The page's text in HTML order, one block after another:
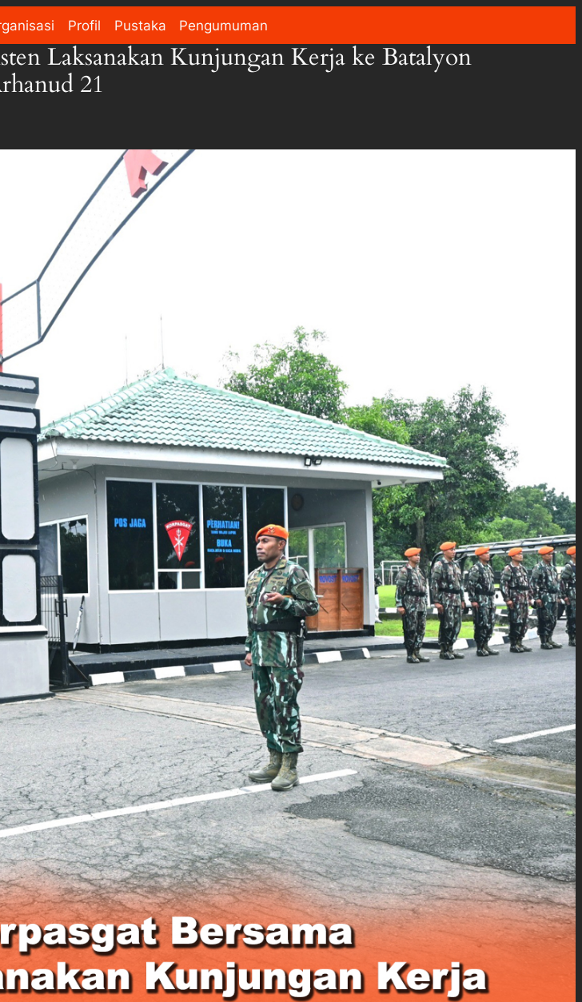
Profil Pustaka Pengumuman
Laksanakan Kunjungan Kerja ke Batalyon
21